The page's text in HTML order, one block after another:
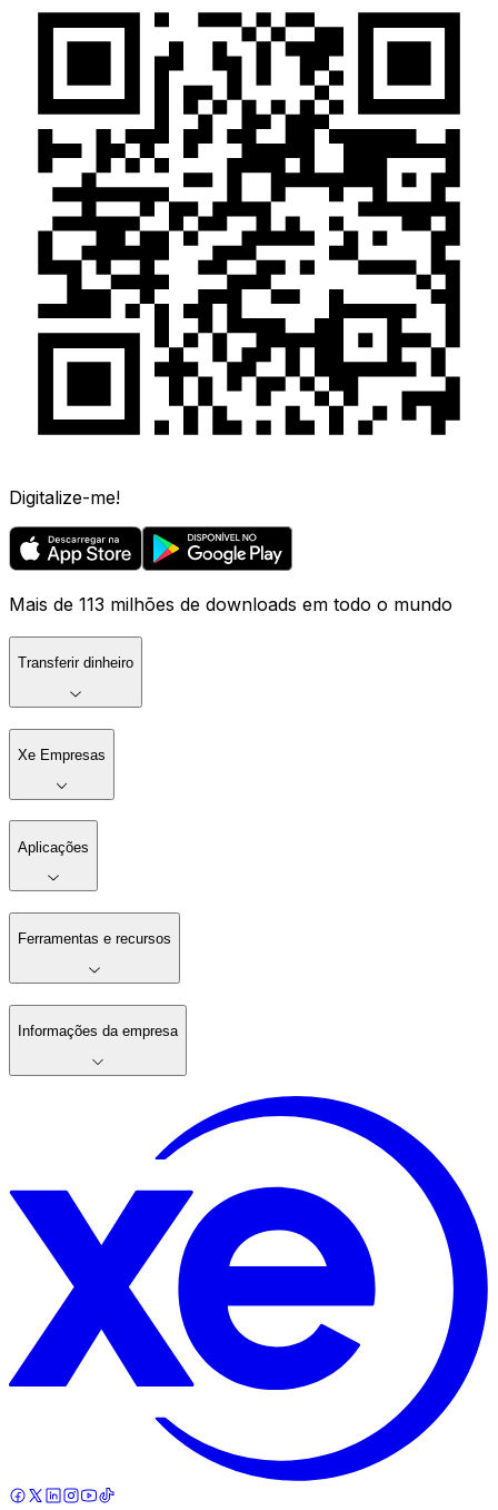
Digitalize-me!
Mais de 113 milhões de downloads em todo o mundo
Transferir dinheiro
Xe Empresas
Aplicações
Ferramentas e recursos
Informações da empresa